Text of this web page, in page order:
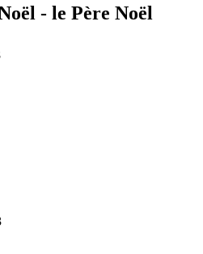
- le Père Noël